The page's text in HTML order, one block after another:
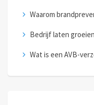
Waarom
Bedrijf laten
Wat is een AVB-